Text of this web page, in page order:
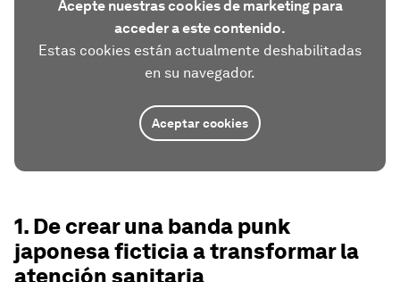
Acepte nuestras cookies de marketing para
acceder a este contenido.
Estas cookies están actualmente deshabilitadas
en su navegador.
Aceptar cookies
1. De crear una banda punk
japonesa ficticia a transformar la
atención sanitaria